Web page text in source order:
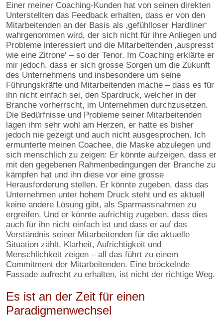
Einer meiner Coaching-Kunden hat von seinen direkten
Unterstellten das Feedback erhalten, dass er von den
Mitarbeitenden an der Basis als ‚gefühlloser Hardliner‘
wahrgenommen wird, der sich nicht für ihre Anliegen und
Probleme interessiert und die Mitarbeitenden ‚auspresst
wie eine Zitrone‘ – so der Tenor. Im Coaching erklärte er
mir jedoch, dass er sich grosse Sorgen um die Zukunft
des Unternehmens und insbesondere um seine
Führungskräfte und Mitarbeitenden mache – dass es für
ihn nicht einfach sei, den Spardruck, welcher in der
Branche vorherrscht, im Unternehmen durchzusetzen.
Die Bedürfnisse und Probleme seiner Mitarbeitenden
lagen ihm sehr wohl am Herzen, er hatte es bisher
jedoch nie gezeigt und auch nicht ausgesprochen. Ich
ermunterte meinen Coachee, die Maske abzulegen und
sich menschlich zu zeigen: Er könnte aufzeigen, dass er
mit den gegebenen Rahmenbedingungen der Branche zu
kämpfen hat und ihn diese vor eine grosse
Herausforderung stellen. Er könnte zugeben, dass das
Unternehmen unter hohem Druck steht und es aktuell
keine andere Lösung gibt, als Sparmassnahmen zu
ergreifen. Und er könnte aufrichtig zugeben, dass dies
auch für ihn nicht einfach ist und dass er auf das
Verständnis seiner Mitarbeitenden für die aktuelle
Situation zählt. Klarheit, Aufrichtigkeit und
Menschlichkeit zeigen – all das führt zu einem
Commitment der Mitarbeitenden. Eine bröckelnde
Fassade aufrecht zu erhalten, ist nicht der richtige Weg.
Es ist an der Zeit für einen
Paradigmenwechsel